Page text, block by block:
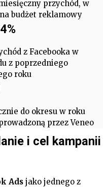
przychód, w
budżet reklamowy
z Facebooka w
z poprzedniego
roku
do okresu w roku
przez Veneo
i cel kampanii
Ads jako jednego z